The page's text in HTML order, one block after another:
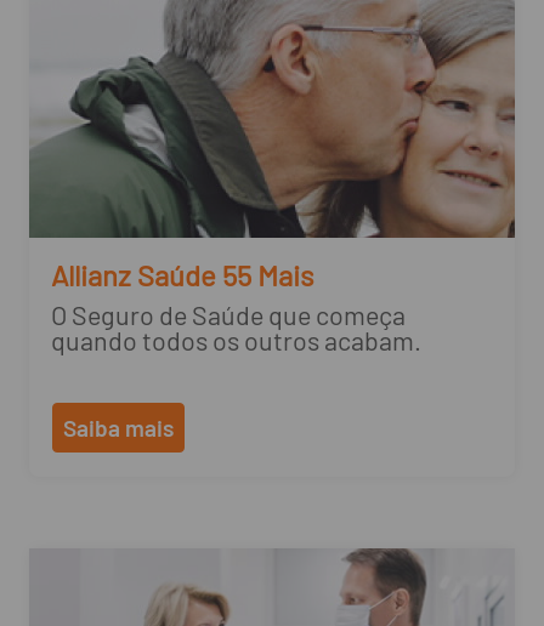
Allianz Saúde 55 Mais
O Seguro de Saúde que começa
quando todos os outros acabam.
Saiba mais